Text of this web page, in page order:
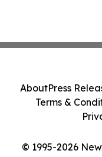
© 1995-2026
AboutPress
Terms &